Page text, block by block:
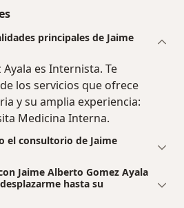
principales de Jaime
es Internista. Te
los servicios que ofrece
y su amplia experiencia:
Medicina Interna.
el consultorio de Jaime
Jaime Alberto Gomez Ayala
hasta su